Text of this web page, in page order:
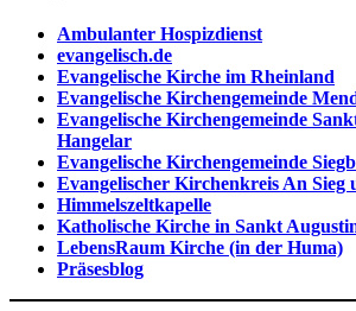
Ambulanter Hospizdienst
evangelisch.de
Evangelische Kirche im Rheinland
Evangelische Kirchengemeinde
Evangelische Kirchengemeinde
Hangelar
Evangelische Kirchengemeinde
Evangelischer Kirchenkreis An Sieg
Himmelszeltkapelle
Katholische Kirche in Sankt
LebensRaum Kirche (in der Huma)
Präsesblog